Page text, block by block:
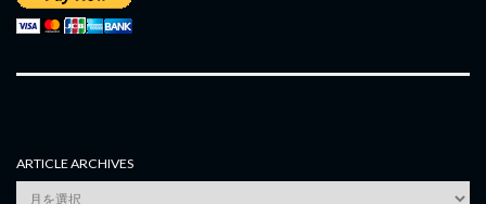
ARTICLE ARCHIVES
Article